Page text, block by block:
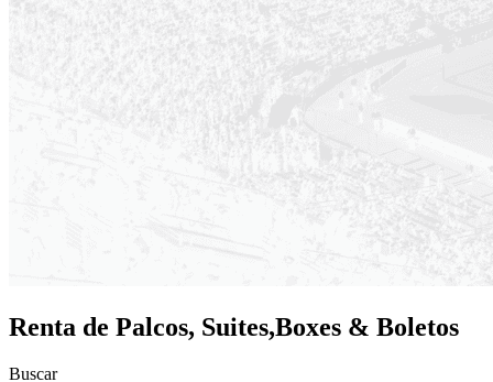
Renta de Palcos, Suites,Boxes & Boletos
Buscar